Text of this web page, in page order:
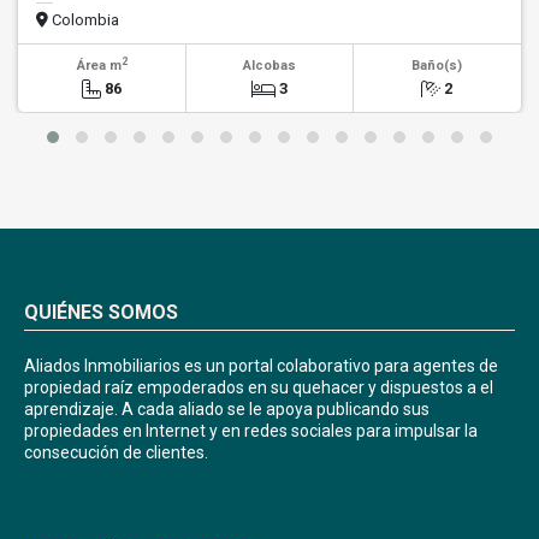
Colombia
Área m2
86
Alcobas
3
Baño(s)
2
QUIÉNES SOMOS
Aliados Inmobiliarios es un portal colaborativo para agentes de
propiedad raíz empoderados en su quehacer y dispuestos a el
aprendizaje. A cada aliado se le apoya publicando sus
propiedades en Internet y en redes sociales para impulsar la
consecución de clientes.